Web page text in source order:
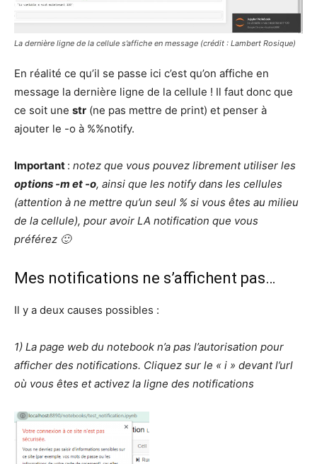
La dernière ligne de la cellule s’affiche en message (crédit : Lambert Rosique)
En réalité ce qu’il se passe ici c’est qu’on affiche en
message la dernière ligne de la cellule ! Il faut donc que
ce soit une str (ne pas mettre de print) et penser à
ajouter le -o à %%notify.
Important : notez que vous pouvez librement utiliser les
options -m et -o, ainsi que les notify dans les cellules
(attention à ne mettre qu’un seul % si vous êtes au milieu
de la cellule), pour avoir LA notification que vous
préférez 🙂
Mes notifications ne s’affichent pas…
Il y a deux causes possibles :
1) La page web du notebook n’a pas l’autorisation pour
afficher des notifications. Cliquez sur le « i » devant l’url
où vous êtes et activez la ligne des notifications